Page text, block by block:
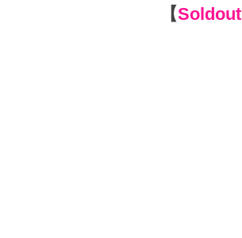
【Soldout